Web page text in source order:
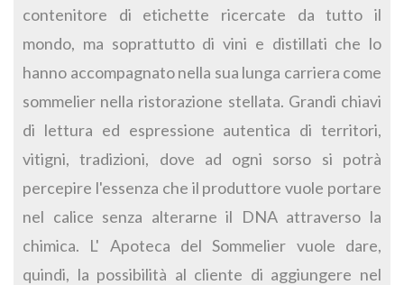
contenitore di etichette ricercate da tutto il
mondo, ma soprattutto di vini e distillati che lo
hanno accompagnato nella sua lunga carriera come
sommelier nella ristorazione stellata. Grandi chiavi
di lettura ed espressione autentica di territori,
vitigni, tradizioni, dove ad ogni sorso si potrà
percepire l'essenza che il produttore vuole portare
nel calice senza alterarne il DNA attraverso la
chimica. L' Apoteca del Sommelier vuole dare,
quindi, la possibilità al cliente di aggiungere nel